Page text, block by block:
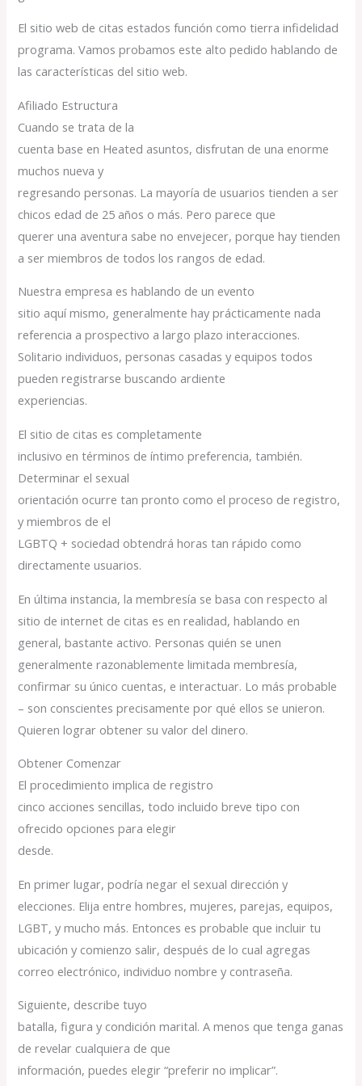
El sitio web de citas estados función como tierra infidelidad
programa. Vamos probamos este alto pedido hablando de
las características del sitio web.
Afiliado Estructura
Cuando se trata de la
cuenta base en Heated asuntos, disfrutan de una enorme
muchos nueva y
regresando personas. La mayoría de usuarios tienden a ser
chicos edad de 25 años o más. Pero parece que
querer una aventura sabe no envejecer, porque hay tienden
a ser miembros de todos los rangos de edad.
Nuestra empresa es hablando de un evento
sitio aquí mismo, generalmente hay prácticamente nada
referencia a prospectivo a largo plazo interacciones.
Solitario individuos, personas casadas y equipos todos
pueden registrarse buscando ardiente
experiencias.
El sitio de citas es completamente
inclusivo en términos de íntimo preferencia, también.
Determinar el sexual
orientación ocurre tan pronto como el proceso de registro,
y miembros de el
LGBTQ + sociedad obtendrá horas tan rápido como
directamente usuarios.
En última instancia, la membresía se basa con respecto al
sitio de internet de citas es en realidad, hablando en
general, bastante activo. Personas quién se unen
generalmente razonablemente limitada membresía,
confirmar su único cuentas, e interactuar. Lo más probable
– son conscientes precisamente por qué ellos se unieron.
Quieren lograr obtener su valor del dinero.
Obtener Comenzar
El procedimiento implica de registro
cinco acciones sencillas, todo incluido breve tipo con
ofrecido opciones para elegir
desde.
En primer lugar, podría negar el sexual dirección y
elecciones. Elija entre hombres, mujeres, parejas, equipos,
LGBT, y mucho más. Entonces es probable que incluir tu
ubicación y comienzo salir, después de lo cual agregas
correo electrónico, individuo nombre y contraseña.
Siguiente, describe tuyo
batalla, figura y condición marital. A menos que tenga ganas
de revelar cualquiera de que
información, puedes elegir “preferir no implicar”.